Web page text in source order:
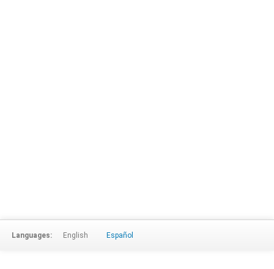
Languages: English Español